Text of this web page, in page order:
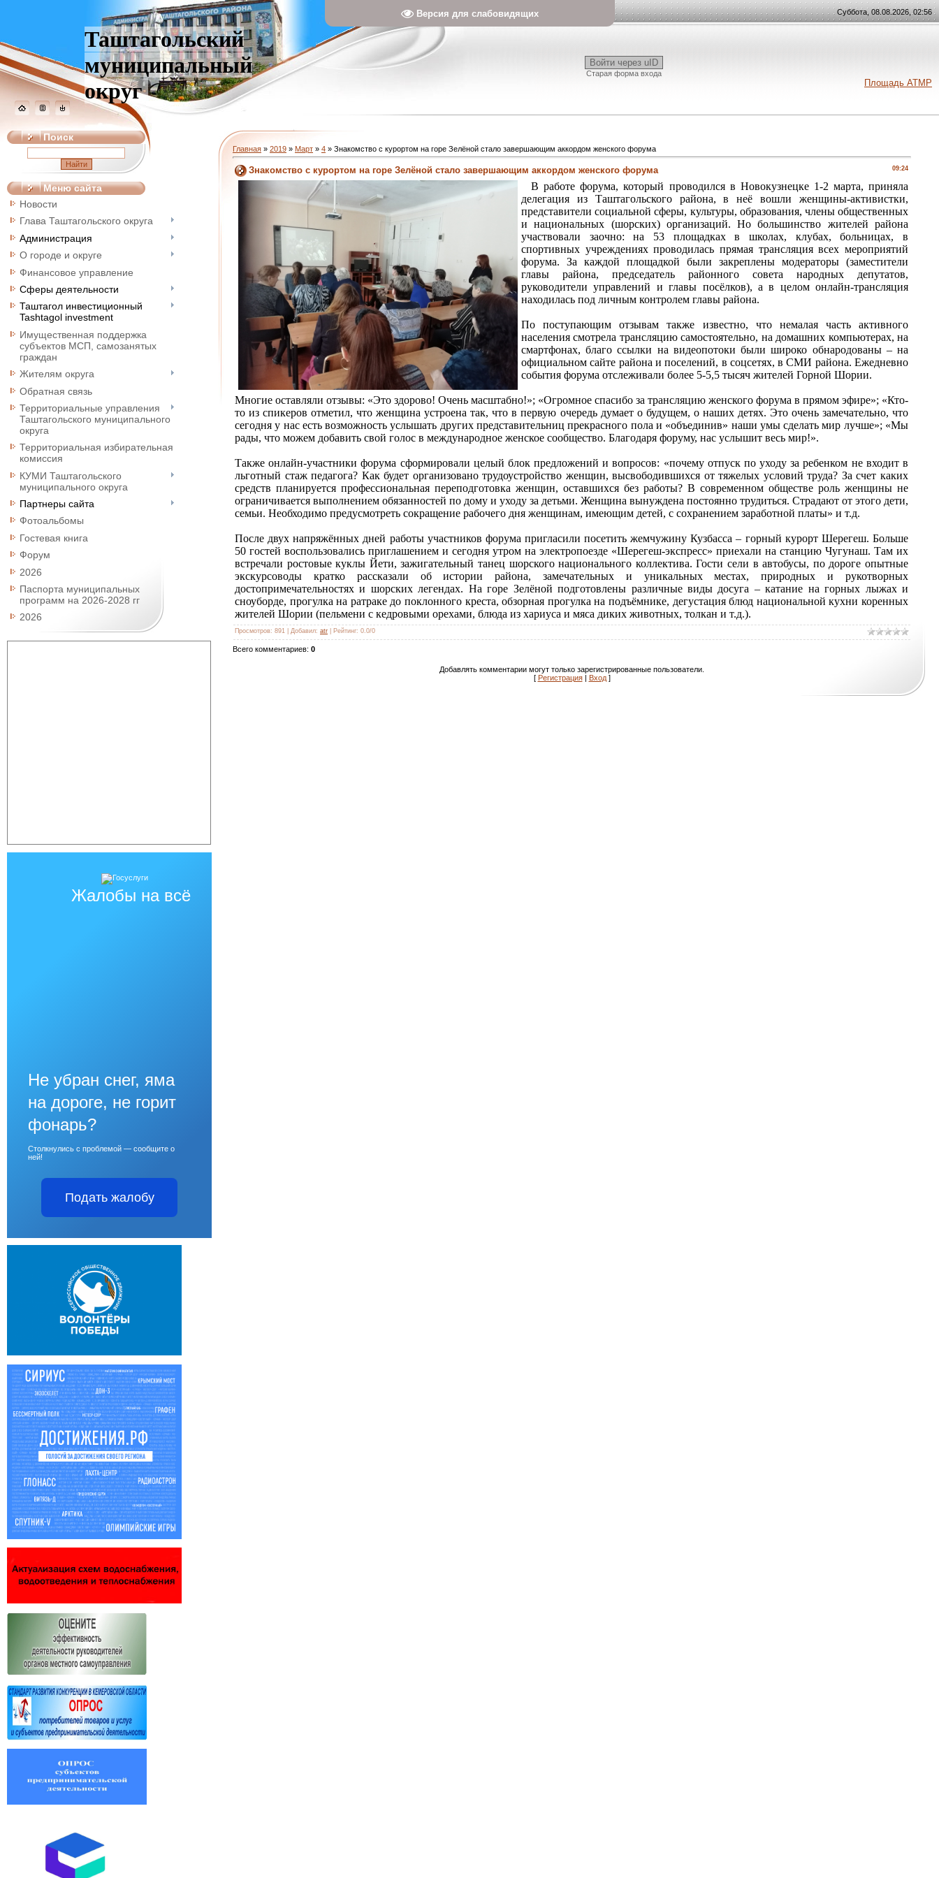
Версия для слабовидящих
Таштагольский
муниципальный
округ
Суббота, 08.08.2026, 02:56
Войти через uID
Старая форма входа
Площадь АТМР
Поиск
Меню сайта
Новости
Глава Таштагольского округа
Администрация
О городе и округе
Финансовое управление
Сферы деятельности
Таштагол инвестиционный
Tashtagol investment
Имущественная поддержка
субъектов МСП, самозанятых
граждан
Жителям округа
Обратная связь
Территориальные управления
Таштагольского муниципального
округа
Территориальная избирательная
комиссия
КУМИ Таштагольского
муниципального округа
Партнеры сайта
Фотоальбомы
Гостевая книга
Форум
2026
Паспорта муниципальных
программ на 2026-2028 гг
2026
Жалобы на всё
Не убран снег, яма
на дороге, не горит
фонарь?
Столкнулись с проблемой — сообщите о
ней!
Подать жалобу
Главная » 2019 » Март » 4 » Знакомство с курортом на горе Зелёной стало завершающим аккордом женского форума
09:24
Знакомство с курортом на горе Зелёной стало завершающим аккордом женского форума
В работе форума, который проводился в Новокузнецке 1-2 марта, приняла
делегация из Таштагольского района, в неё вошли женщины-активистки,
представители социальной сферы, культуры, образования, члены общественных
и национальных (шорских) организаций. Но большинство жителей района
участвовали заочно: на 53 площадках в школах, клубах, больницах, в
спортивных учреждениях проводилась прямая трансляция всех мероприятий
форума. За каждой площадкой были закреплены модераторы (заместители
главы района, председатель районного совета народных депутатов,
руководители управлений и главы посёлков), а в целом онлайн-трансляция
находилась под личным контролем главы района.
По поступающим отзывам также известно, что немалая часть активного
населения смотрела трансляцию самостоятельно, на домашних компьютерах, на
смартфонах, благо ссылки на видеопотоки были широко обнародованы – на
официальном сайте района и поселений, в соцсетях, в СМИ района. Ежедневно
события форума отслеживали более 5-5,5 тысяч жителей Горной Шории.
Многие оставляли отзывы: «Это здорово! Очень масштабно!»; «Огромное спасибо за трансляцию женского форума в прямом эфире»; «Кто-
то из спикеров отметил, что женщина устроена так, что в первую очередь думает о будущем, о наших детях. Это очень замечательно, что
сегодня у нас есть возможность услышать других представительниц прекрасного пола и «объединив» наши умы сделать мир лучше»; «Мы
рады, что можем добавить свой голос в международное женское сообщество. Благодаря форуму, нас услышит весь мир!».
Также онлайн-участники форума сформировали целый блок предложений и вопросов: «почему отпуск по уходу за ребенком не входит в
льготный стаж педагога? Как будет организовано трудоустройство женщин, высвободившихся от тяжелых условий труда? За счет каких
средств планируется профессиональная переподготовка женщин, оставшихся без работы? В современном обществе роль женщины не
ограничивается выполнением обязанностей по дому и уходу за детьми. Женщина вынуждена постоянно трудиться. Страдают от этого дети,
семьи. Необходимо предусмотреть сокращение рабочего дня женщинам, имеющим детей, с сохранением заработной платы» и т.д.
После двух напряжённых дней работы участников форума пригласили посетить жемчужину Кузбасса – горный курорт Шерегеш. Больше
50 гостей воспользовались приглашением и сегодня утром на электропоезде «Шерегеш-экспресс» приехали на станцию Чугунаш. Там их
встречали ростовые куклы Йети, зажигательный танец шорского национального коллектива. Гости сели в автобусы, по дороге опытные
экскурсоводы кратко рассказали об истории района, замечательных и уникальных местах, природных и рукотворных
достопримечательностях и шорских легендах. На горе Зелёной подготовлены различные виды досуга – катание на горных лыжах и
сноуборде, прогулка на ратраке до поклонного креста, обзорная прогулка на подъёмнике, дегустация блюд национальной кухни коренных
жителей Шории (пельмени с кедровыми орехами, блюда из хариуса и мяса диких животных, толкан и т.д.).
Просмотров: 891 Добавил: atr Рейтинг: 0.0/0
Всего комментариев: 0
Добавлять комментарии могут только зарегистрированные пользователи.
[ Регистрация| Вход]